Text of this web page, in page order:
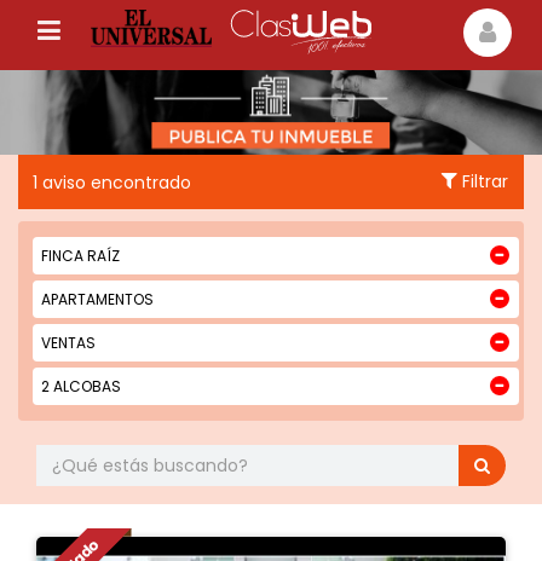
1 aviso encontrado Filtrar
FINCA RAÍZ
APARTAMENTOS
VENTAS
2 ALCOBAS
2 baños
1